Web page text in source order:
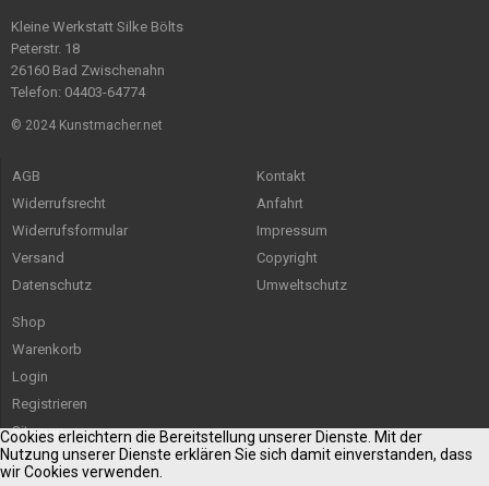
Kleine Werkstatt Silke Bölts
Peterstr. 18
26160 Bad Zwischenahn
Telefon: 04403-64774
© 2024 Kunstmacher.net
AGB
Widerrufsrecht
Widerrufsformular
Versand
Datenschutz
Kontakt
Anfahrt
Impressum
Copyright
Umweltschutz
Shop
Warenkorb
Login
Registrieren
Sitemap
Cookies erleichtern die Bereitstellung unserer Dienste. Mit der
Nutzung unserer Dienste erklären Sie sich damit einverstanden, dass
wir Cookies verwenden.